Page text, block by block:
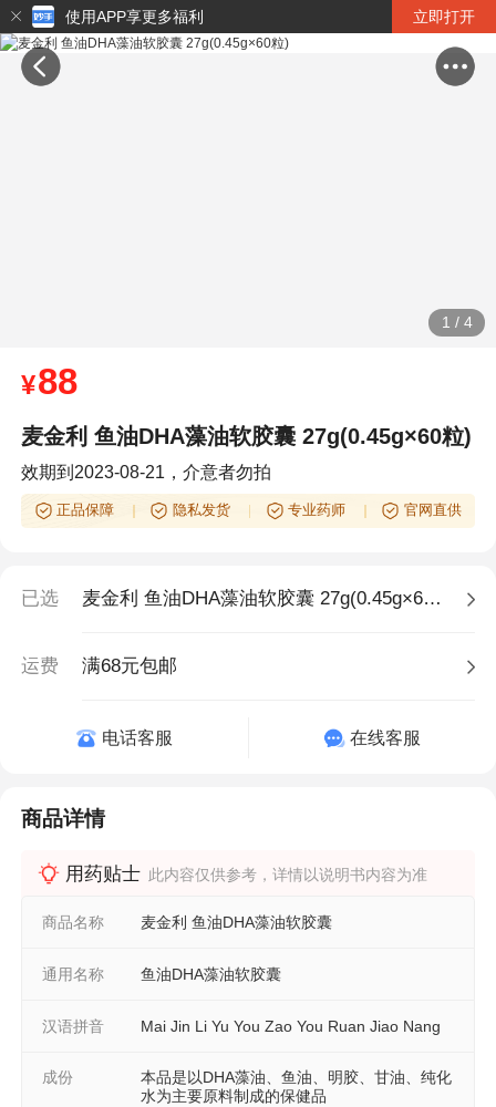
使用APP享更多福利 立即打开
1 / 4
¥88
麦金利 鱼油DHA藻油软胶囊 27g(0.45g×60粒)
效期到2023-08-21，介意者勿拍
正品保障 隐私发货 专业药师 官网直供
已选 麦金利 鱼油DHA藻油软胶囊 27g(0.45g×60粒)
运费 满68元包邮
电话客服 在线客服
商品详情
用药贴士 此内容仅供参考，详情以说明书内容为准
商品名称 麦金利 鱼油DHA藻油软胶囊
通用名称 鱼油DHA藻油软胶囊
汉语拼音 Mai Jin Li Yu You Zao You Ruan Jiao Nang
成份
本品是以DHA藻油、鱼油、明胶、甘油、纯化
水为主要原料制成的保健品